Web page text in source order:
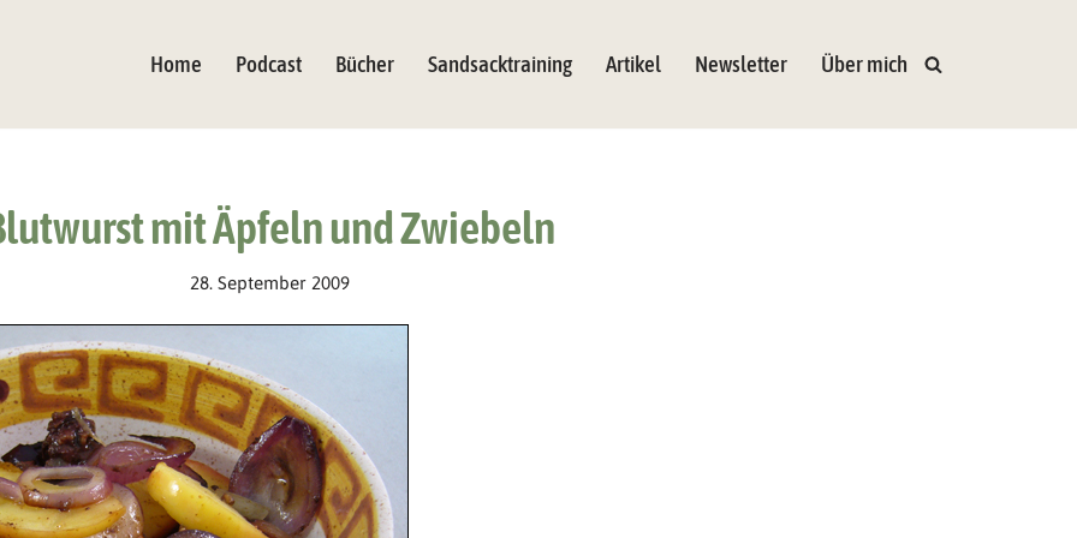
Home Podcast Bücher Sandsacktraining Artikel Newsletter Über mich
mit Äpfeln und Zwiebeln
28. September 2009